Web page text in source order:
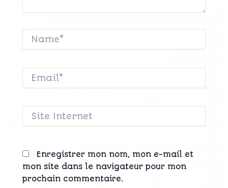
Name*
Email*
Site
Internet
Enregistrer mon nom, mon e-mail et
mon site dans le navigateur pour mon
prochain commentaire.